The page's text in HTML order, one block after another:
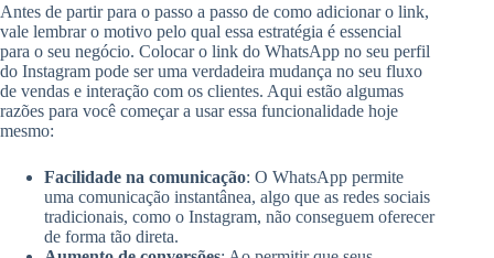
Antes de partir para o passo a passo de como adicionar o link,
vale lembrar o motivo pelo qual essa estratégia é essencial
para o seu negócio. Colocar o link do WhatsApp no seu perfil
do Instagram pode ser uma verdadeira mudança no seu fluxo
de vendas e interação com os clientes. Aqui estão algumas
razões para você começar a usar essa funcionalidade hoje
mesmo:
Facilidade na comunicação: O WhatsApp permite
uma comunicação instantânea, algo que as redes sociais
tradicionais, como o Instagram, não conseguem oferecer
de forma tão direta.